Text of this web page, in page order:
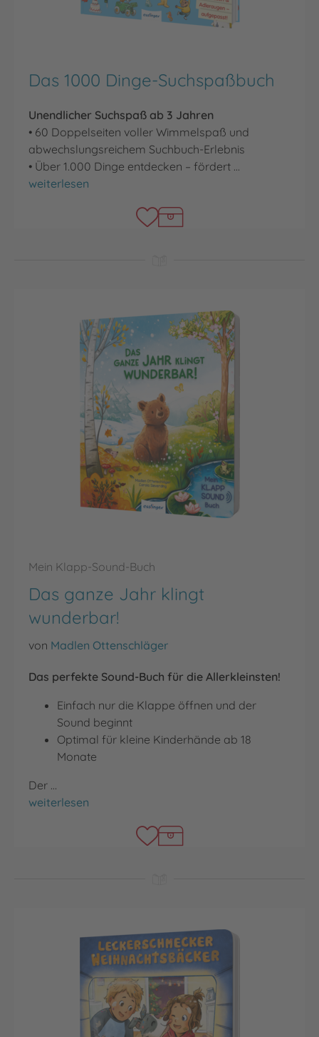
Das 1000 Dinge-Suchspaßbuch
Unendlicher Suchspaß ab 3 Jahren
• 60 Doppelseiten voller Wimmelspaß und
abwechslungsreichem Suchbuch-Erlebnis
• Über 1.000 Dinge entdecken – fördert …
Das 1000 Dinge-Suchspaßbuch
weiterlesen
Mein Klapp-Sound-Buch
Das ganze Jahr klingt
wunderbar!
von Madlen Ottenschläger
Das perfekte Sound-Buch für die Allerkleinsten!
Einfach nur die Klappe öffnen und der
Sound beginnt
Optimal für kleine Kinderhände ab 18
Monate
Der …
Das ganze Jahr klingt wunderbar!
weiterlesen